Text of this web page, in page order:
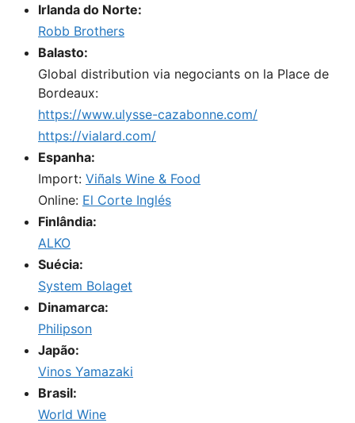
Irlanda do Norte:
Robb Brothers
Balasto:
Global distribution via negociants on la Place de
Bordeaux:
https://www.ulysse-cazabonne.com/
https://vialard.com/
Espanha:
Import: Viñals Wine & Food
Online: El Corte Inglés
Finlândia:
ALKO
Suécia:
System Bolaget
Dinamarca:
Philipson
Japão:
Vinos Yamazaki
Brasil:
World Wine